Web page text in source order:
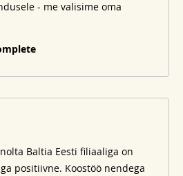
- me valisime oma
Baltia Eesti filiaaliga on
positiivne. Koostöö nendega